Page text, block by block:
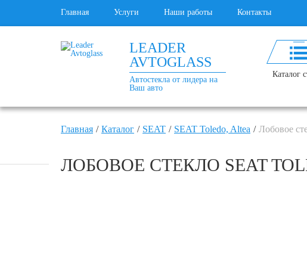
Главная Услуги Наши работы Контакты
LEADER
AVTOGLASS
Автостекла от лидера на
Ваш авто
Каталог
Главная Каталог SEAT SEAT Toledo, Altea Лобовое
ЛОБОВОЕ СТЕКЛО SEAT